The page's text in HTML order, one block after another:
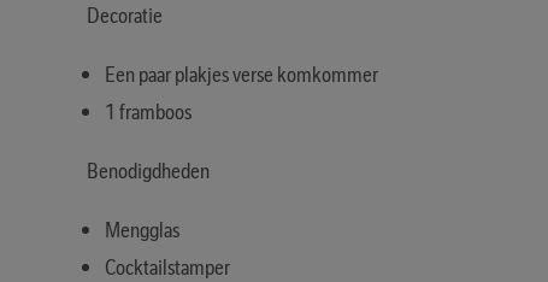
Decoratie
Een paar plakjes verse komkommer
1 framboos
Benodigdheden
Mengglas
Cocktailstamper